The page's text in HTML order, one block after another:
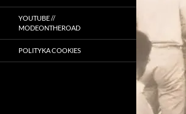
YOUTUBE //
MODEONTHEROAD
POLITYKA COOKIES